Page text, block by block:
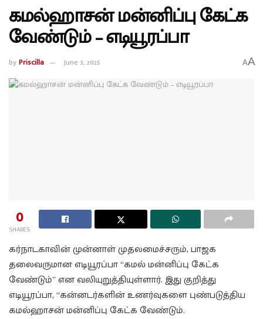
கமல்ஹாசன் மன்னிப்பு கேட்க
வேண்டும் – எடியூரப்பா
byPriscilla June 3, 2025 AA
0
SHARES
கர்நாடகாவின் முன்னாள் முதலமைச்சரும், பாஜக
தலைவருமான எடியூரப்பா “கமல் மன்னிப்பு கேட்க
வேண்டும்” என வலியுறுத்தியுள்ளார். இது குறித்து
எடியூரப்பா, “கன்னடர்களின் உணர்வுகளை புண்படுத்திய
கமல்ஹாசன் மன்னிப்பு கேட்க வேண்டும்.